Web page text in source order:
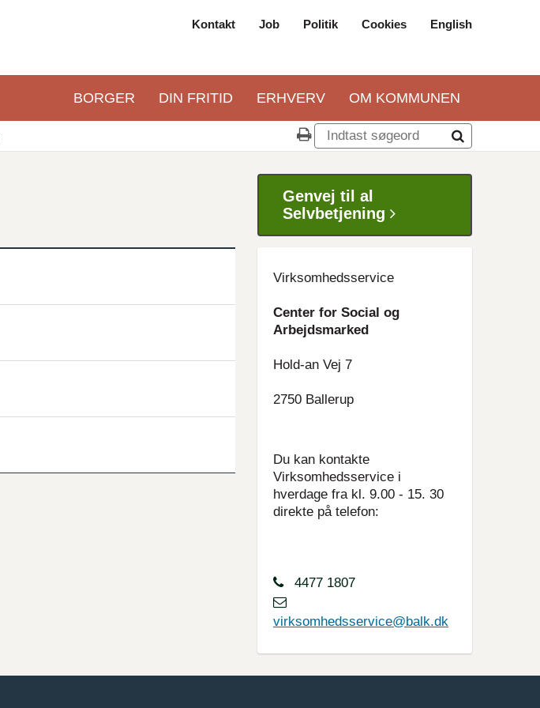
navigation
Kontakt Job Politik Cookies English
Primær
BORGER DIN FRITID ERHVERV OM KOMMUNEN
Genvej til al
Selvbetjening
Virksomhedsservice
Center for Social og
Arbejdsmarked
Hold-an Vej 7
2750 Ballerup
Du kan kontakte
Virksomhedsservice i
hverdage fra kl. 9.00 - 15. 30
direkte på telefon:
4477 1807
virksomhedsservice@balk.dk